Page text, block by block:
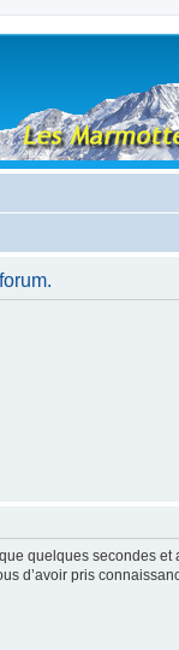
quelques secondes
d’avoir pris